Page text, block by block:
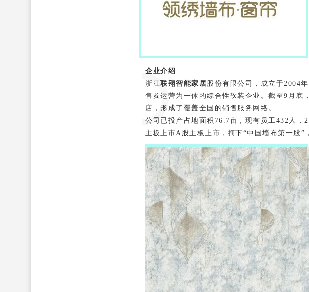
企业介绍
浙江联翔 智能家居股份有限公司，成立于2004
售及运营为一体的综合性软装企业。截至9月底
店，形成了覆盖全国的销售服务网络。
公司已投产占地面积 76.7亩，现有员工432人，
主板上市A股主板上市，摘下“中国墙布第一股”